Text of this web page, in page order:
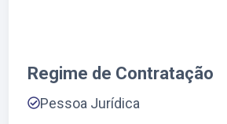
Regime de Contratação
Pessoa Jurídica